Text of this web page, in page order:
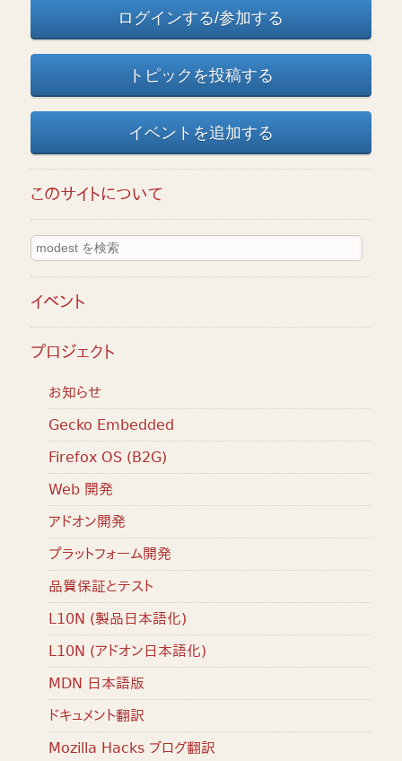
ログインする/参加する
トピックを投稿する
イベントを追加する
このサイトについて
イベント
プロジェクト
お知らせ
Gecko Embedded
Firefox OS (B2G)
Web 開発
アドオン開発
プラットフォーム開発
品質保証とテスト
L10N (製品日本語化)
L10N (アドオン日本語化)
MDN 日本語版
ドキュメント翻訳
Mozilla Hacks ブログ翻訳